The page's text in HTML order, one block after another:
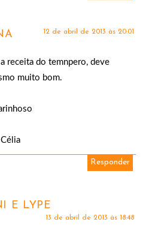
12 de abril de 2013 às 20:01
receita do temnpero, deve
muito bom.
Responder
E LYPE
13 de abril de 2013 às 18:48